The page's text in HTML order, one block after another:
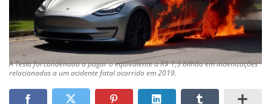
A Tesla foi condenada a pagar o equivalente a R$ 1,3 bilhão em indenizações
relacionadas a um acidente fatal ocorrido em 2019.